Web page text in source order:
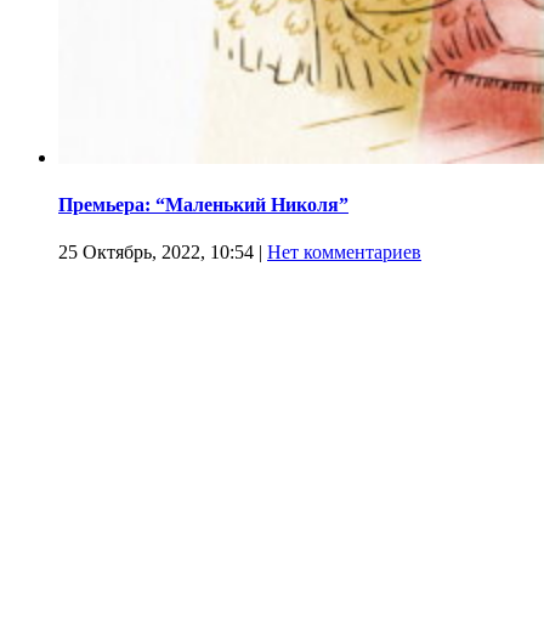
Премьера: “Маленький Николя”
25 Октябрь, 2022, 10:54 | Нет комментариев